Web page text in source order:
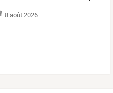
8 août 2026